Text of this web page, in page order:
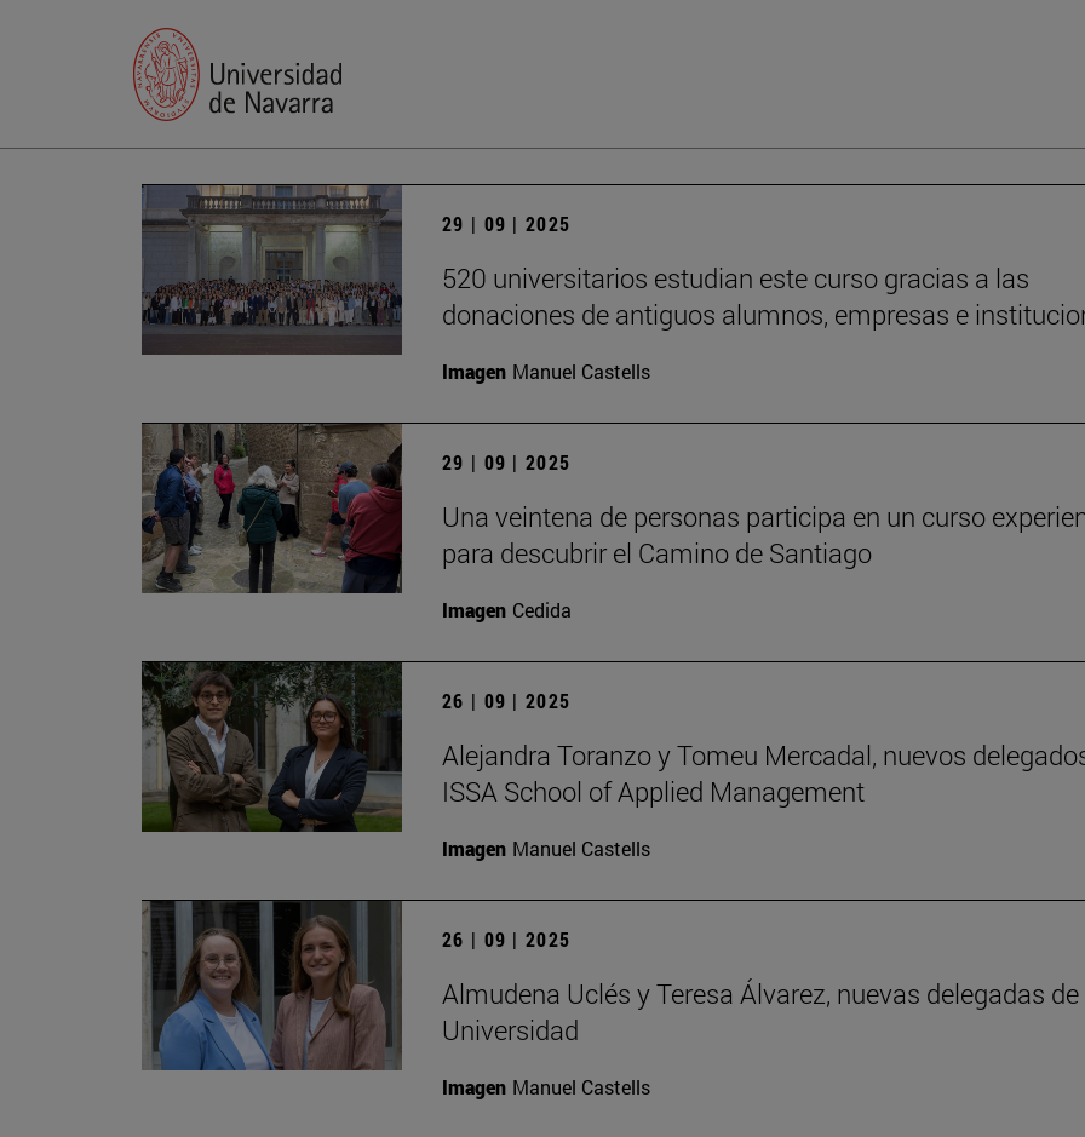
29 | 09 | 2025
520 universitarios estudian este curso gracias a las
donaciones de antiguos alumnos, empresas e
Imagen Manuel Castells
29 | 09 | 2025
Una veintena de personas participa en un curso
para descubrir el Camino de Santiago
Imagen Cedida
26 | 09 | 2025
Alejandra Toranzo y Tomeu Mercadal, nuevos
ISSA School of Applied Management
Imagen Manuel Castells
26 | 09 | 2025
Almudena Uclés y Teresa Álvarez, nuevas delegadas de
Universidad
Imagen Manuel Castells